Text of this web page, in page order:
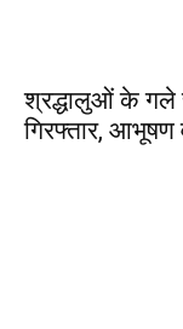
श्रद्धालुओं के गले
गिरफ्तार, आभूषण